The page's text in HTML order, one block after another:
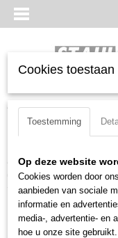
Inloggen Registreren
Home >Sleutels>Open
(41080911)
Cookies toestaan
Toestemming
Op deze website
Cookies worden door
aanbieden van sociale
informatie en
media-, advertentie- en
hoe u onze site